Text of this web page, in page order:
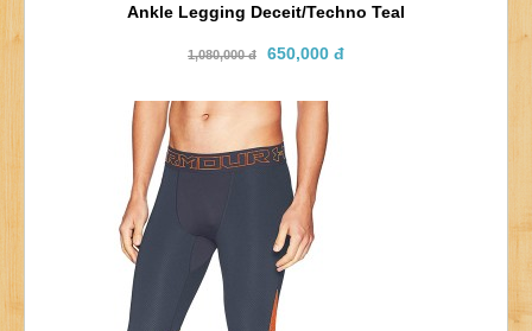
Ankle Legging Deceit/Techno Teal
1,080,000 đ 650,000 đ